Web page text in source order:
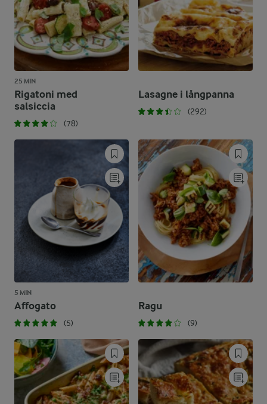
25 MIN
Rigatoni med
salsiccia
(78)
Lasagne i långpanna
(292)
5 MIN
Affogato
(5)
Ragu
(9)